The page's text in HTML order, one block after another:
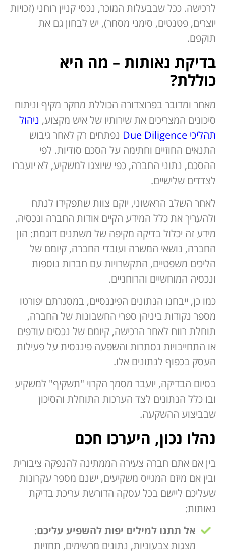
לרכישה. ככל שבבעלות המוכר, נכסי קניין רוחני (זכויות
יוצרים, פטנטים, סימני מסחר), יש לבחון גם את
תוקפם.
בדיקת נאותות – מה היא
כוללת?
מאחר ומדובר בפרוצדורה הכוללת מחקר מקיף וניתוח
סיכונים המצריכים את שירותיו של איש מקצוע, ניהול
תהליכי Due Diligence
נפתחים רק לאחר גיבוש
התנאים החוזיים וחתימה על הסכם סודיות. לפי
ההסכם, נתוני החברה, כפי שיוצגו למשקיע, לא יועברו
לצדדים שלישיים.
לאחר השלב הראשוני, יוקם צוות שתפקידו לנתח
ולהעריך את כלל המידע הקיים אודות החברה ונכסיה.
מידע זה יכלול בדיקה מקיפה של משתנים דוגמת: הון
החברה, נושאי המשרה ועובדי החברה, קיומם של
הליכים משפטיים, התקשרויות עם חברות נוספות
ונכסיה המוחשיים והרוחניים.
כמו כן, ייבחנו הנתונים הפיננסיים, במסגרתם יפורטו
מספר נקודות ביניהן ספרי החשבונות של החברה,
תוחלת רווח לאחר הרכישה, קיומם של נכסים עודפים
או התחייבויות נסתרות והשפעה פיננסית על פעילות
העסק בכפוף לנתונים אלו.
בסיום הבדיקה, יועבר מסמך הקרוי "תשקיף" למשקיע
ובו כלל הנתונים לצד הערכות התוחלת והסיכון
שבביצוע ההשקעה.
נהלו נכון, היערכו חכם
בין אם אתם חברה צעירה הממתינה להנפקה ציבורית
ובין אם מיזם המגייס משקיעים, ישנם מספר עקרונות
שעליכם ליישם בכל עסקה הדורשת עריכת בדיקת
נאותות:
אל תתנו למילים יפות להשפיע עליכם:
מצגות צבעוניות, נתונים מרשימים, תחזיות